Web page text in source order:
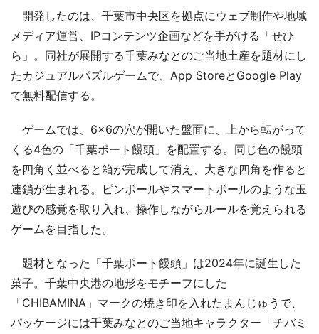
開発したのは、千葉市中央区を拠点にウェブ制作や地域
メディア運営、IPコンテンツ企画などを手がける「せひ
ら」。同社が展開する千葉みなとのご当地土産を題材にし
たカジュアルパズルゲームで、App StoreとGoogle Play
で無料配信する。
ゲームでは、6×6の穴が開いた盤面に、上から転がって
くる4色の「千葉ポート饅頭」を配置する。同じ色の饅頭
を四角く並べると箱が完成して消え、大きな四角を作ると
連鎖が生まれる。ピンボールやスマートボールのような玉
遊びの感覚を取り入れ、操作しながらルールを覚えられる
ゲームを目指した。
題材となった「千葉ポート饅頭」は2024年に誕生した
菓子。千葉中央港の地形をモチーフにした
「CHIBAMINA」マークの焼き印を入れたまんじゅうで、
パッケージには千葉みなとのご当地キャラクター「チバミ